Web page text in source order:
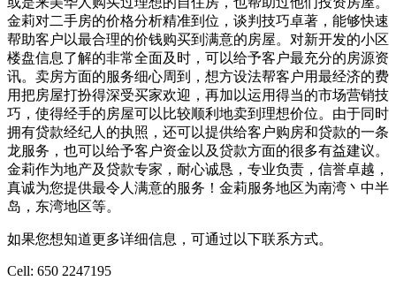
金莉对二手房的价格分析精准到位，谈判技巧卓著，能够快速
帮助客户以最合理的价钱购买到满意的房屋。对新开发的小区
楼盘信息了解的非常全面及时，可以给予客户最充分的房源资
讯。卖房方面的服务细心周到，想方设法帮客户用最经济的费
用把房屋打扮得深受买家欢迎，再加以运用得当的市场营销技
巧，使得经手的房屋可以比较顺利地卖到理想价位。由于同时
拥有贷款经纪人的执照，还可以提供给客户购房和贷款的一条
龙服务，也可以给予客户资金以及贷款方面的很多有益建议。
金莉作为地产及贷款专家，耐心诚恳，专业负责，信誉卓越，
真诚为您提供最令人满意的服务！金莉服务地区为南湾丶中半
岛，东湾地区等。
如果您想知道更多详细信息，可通过以下联系方式。
Cell: 650 2247195